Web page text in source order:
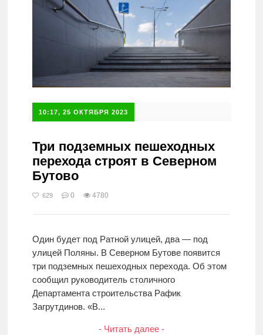
10:17, 25 ОКТЯБРЯ 2023
Три подземных пешеходных
перехода строят в Северном
Бутово
629 0 4780
Один будет под Ратной улицей, два — под
улицей Поляны. В Северном Бутове появится
три подземных пешеходных перехода. Об этом
сообщил руководитель столичного
Департамента строительства Рафик
Загрутдинов. «В...
- Читать далее -